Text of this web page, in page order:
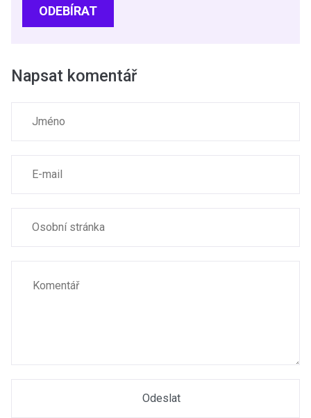
ODEBÍRAT
Napsat komentář